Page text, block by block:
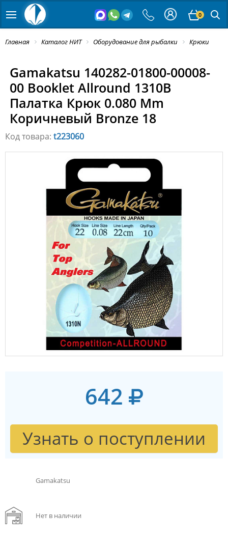
0
Главная Каталог НИТ Оборудование для рыбалки Крюки
Gamakatsu 140282-01800-00008-
00 Booklet Allround 1310B
Палатка Крюк 0.080 Mm
Коричневый Bronze 18
Код товара: t223060
642
Узнать о поступлении
Gamakatsu
Нет в наличии